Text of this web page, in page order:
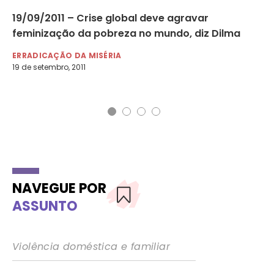
19/09/2011 – Crise global deve agravar
feminização da pobreza no mundo, diz Dilma
ERRADICAÇÃO DA MISÉRIA
19 de setembro, 2011
NAVEGUE POR
ASSUNTO
Violência doméstica e familiar